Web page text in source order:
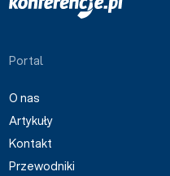
Portal
O nas
Artykuły
Kontakt
Przewodniki